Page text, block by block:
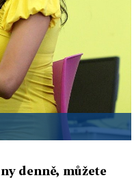
denně, můžete